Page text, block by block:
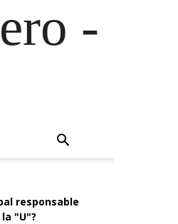
-
responsable
"U"?